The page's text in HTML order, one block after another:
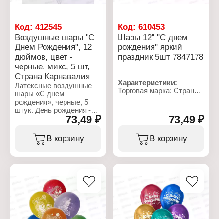
затея
Тип товара: Воздушные
шары
Вариация: металлик
Диаметр: 25 см
Цвет: ассорти
Материал: 100%
натуральный
биоразлагаемый латекс
Количество в упаковке:
10 шт
Дизайн: "Улыбка"
Размер: 12" (30 см)
Количество в упаковке: 5
шт
Материал: латекс
Код: 412545
Воздушные шары "С
Днем Рождения", 12
дюймов, цвет -
черные, микс, 5 шт,
Страна Карнавалия
Латексные воздушные
шары «С днем
рождения», черные, 5
штук. День рождения -
праздник детства. В
такой день даже самый
взрослый человек хочет
почувствовать себя
Наполните их гелием или
воздухом, раскидайте по
полу или отправьтете
под потолок с красиво
73,49 ₽
В корзину
Код:610453
Шары 12" "С днем
рождения" яркий
праздник 5шт 7847178
Характеристики:
Торговая марка: Страна
Тип товара: Воздушные
Дизайн: "С Днём
Рождения"
Размер: 12" (30 см)
Материал: латекс
Упаковка: в пакете
Размер упаковки:
20х1х15 см
73,49 ₽
В корзину